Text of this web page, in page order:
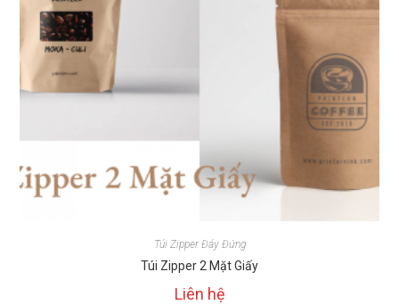
Túi Zipper Đáy Đứng
Túi Zipper 2 Mặt Giấy
Liên hệ